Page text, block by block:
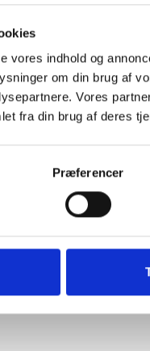
vores indhold og
om din brug af
Vores
fra din brug af deres
Præferencer